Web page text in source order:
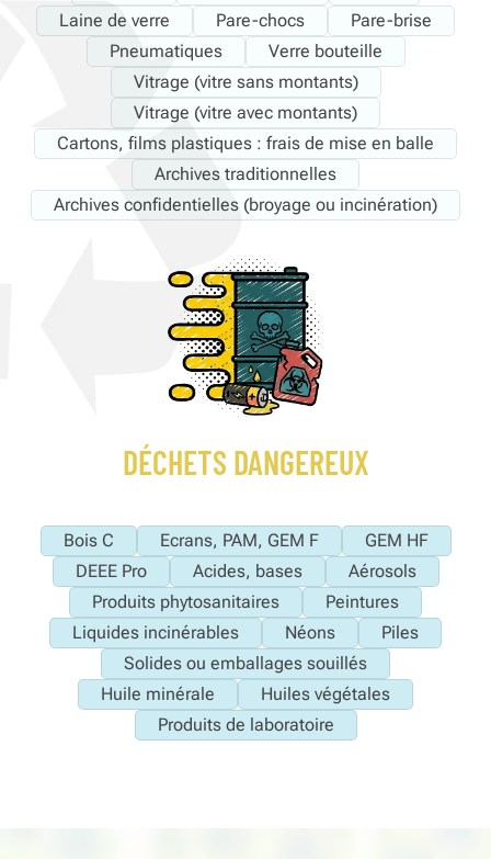
Laine de verre
Pare-chocs
Pare-brise
Pneumatiques
Verre bouteille
Vitrage (vitre sans montants)
Vitrage (vitre avec montants)
Cartons, films plastiques : frais de mise en balle
Archives traditionnelles
Archives confidentielles (broyage ou incinération)
DÉCHETS DANGEREUX
Bois C Ecrans, PAM, GEM F
GEM HF
DEEE Pro
Acides, bases
Aérosols
Produits phytosanitaires
Peintures
Liquides incinérables
Néons
Piles
Solides ou emballages souillés
Huile minérale
Huiles végétales
Produits de laboratoire